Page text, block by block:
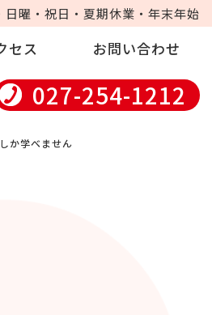
日曜・祝日・夏期休業・年末年始
セス お問い合わせ
027-254-1212
か学べません